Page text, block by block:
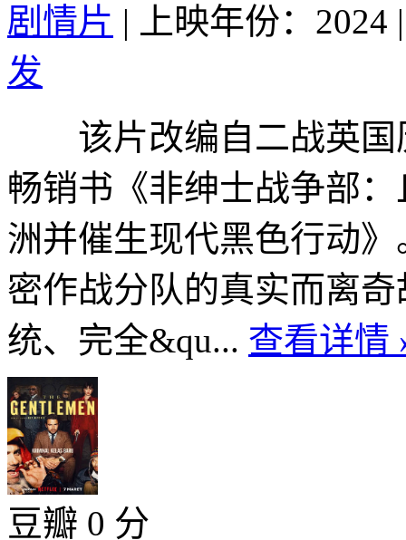
剧情片 | 上映年份：2024 |
发
该片改编自二战英国
畅销书《非绅士战争部
洲并催生现代黑色行动
密作战分队的真实而离
统、完全&qu... 查看详情
豆瓣 0 分